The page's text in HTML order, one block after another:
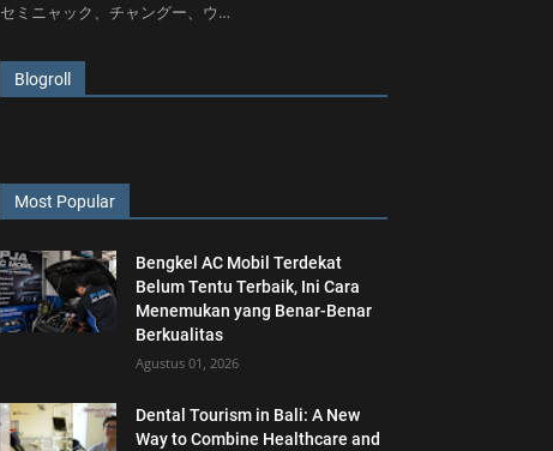
セミニャック、チャングー、ウ…
Blogroll
Most Popular
Bengkel AC Mobil Terdekat
Belum Tentu Terbaik, Ini Cara
Menemukan yang Benar-Benar
Berkualitas
Agustus 01, 2026
Dental Tourism in Bali: A New
Way to Combine Healthcare and